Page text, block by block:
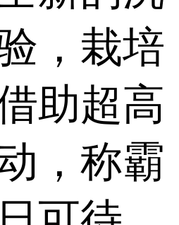
，栽培
助超高
，称霸